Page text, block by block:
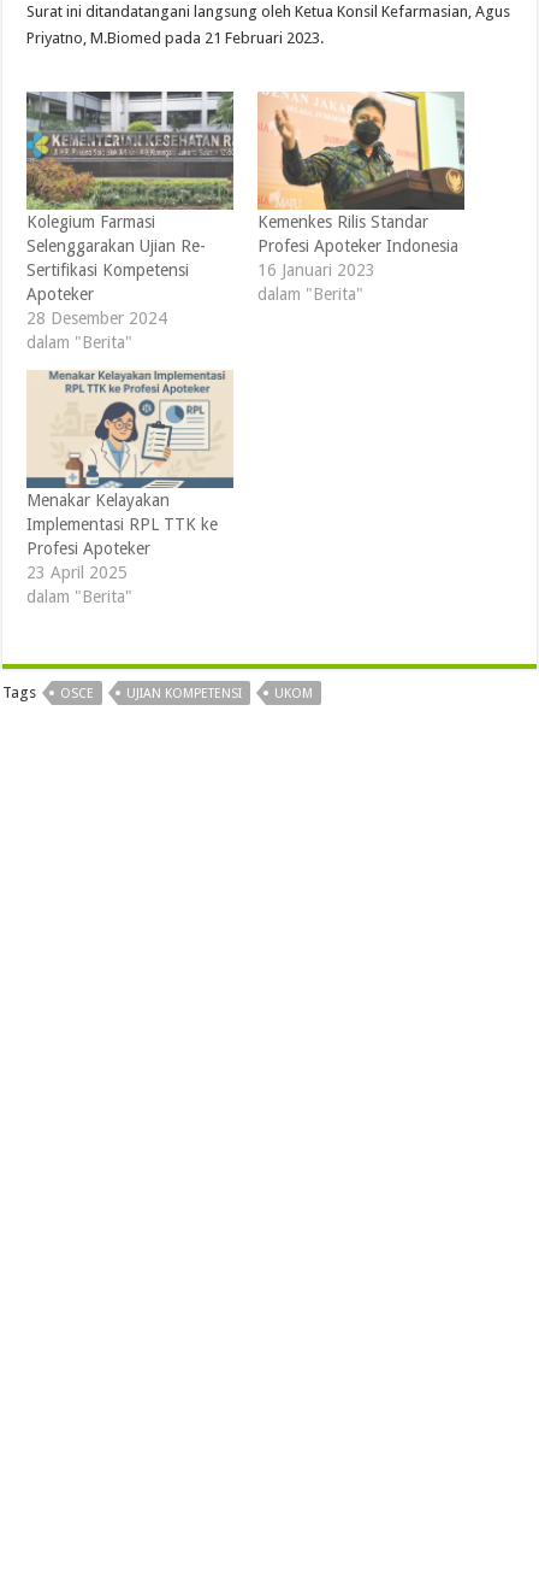
Surat ini ditandatangani langsung oleh Ketua Konsil Kefarmasian, Agus
Priyatno, M.Biomed pada 21 Februari 2023.
Kolegium Farmasi
Selenggarakan Ujian Re-
Sertifikasi Kompetensi
Apoteker
28 Desember 2024
dalam "Berita"
Kemenkes Rilis Standar
Profesi Apoteker Indonesia
16 Januari 2023
dalam "Berita"
Menakar Kelayakan
Implementasi RPL TTK ke
Profesi Apoteker
23 April 2025
dalam "Berita"
Tags OSCE UJIAN KOMPETENSI UKOM